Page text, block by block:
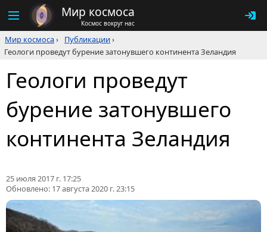
Мир космоса
Космос вокруг нас
Мир космоса› Публикации›
Геологи проведут бурение затонувшего континента Зеландия
Геологи проведут
бурение затонувшего
континента Зеландия
25 июля 2017 г. 17:25
Обновлено: 17 августа 2020 г. 23:15